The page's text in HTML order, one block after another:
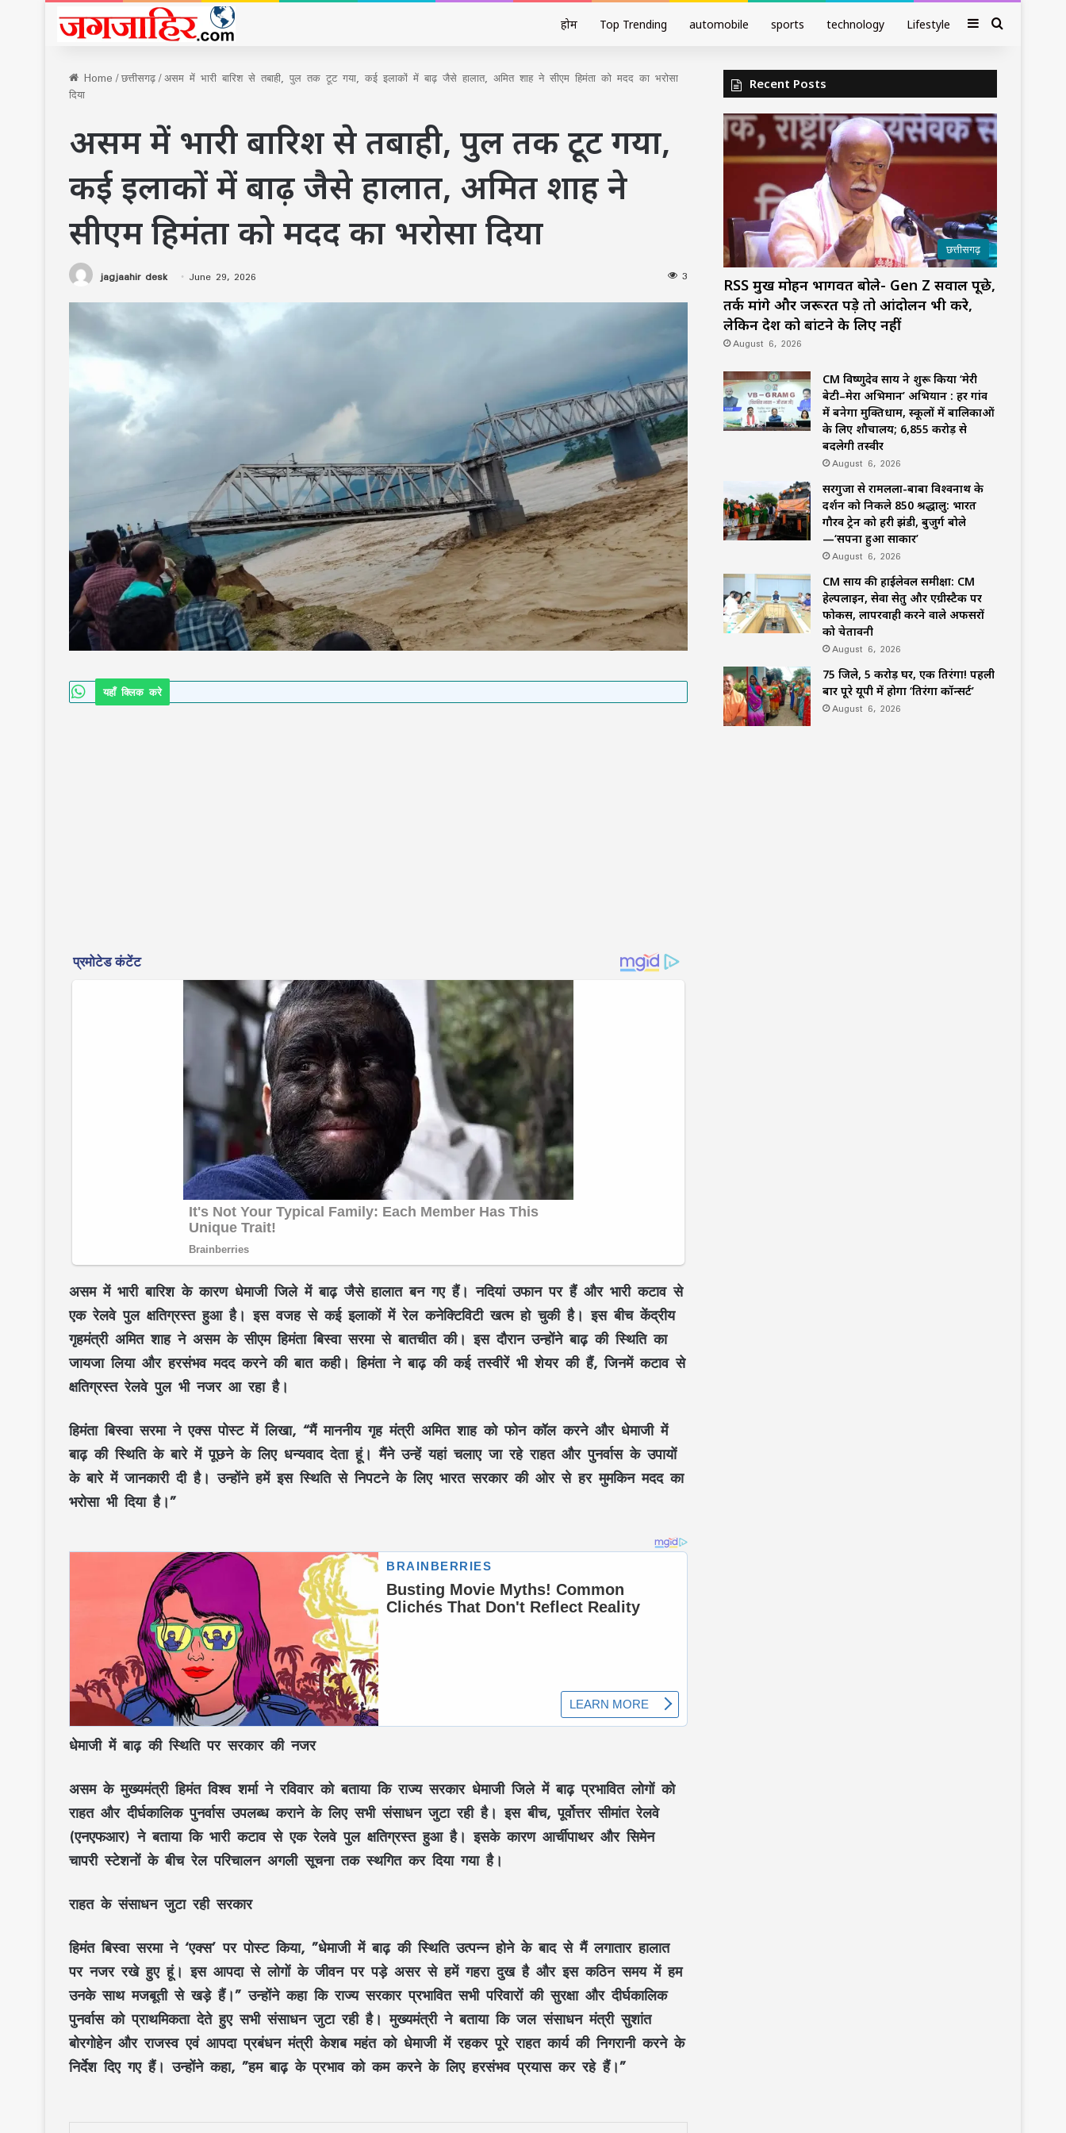
होम Top Trending automobile sports technology Lifestyle SidebarSearch
Home/छत्तीसगढ़/असम में भारी बारिश से तबाही, पुल तक टूट गया, कई इलाकों में बाढ़ जैसे हालात, अमित शाह ने सीएम हिमंता को मदद का भरोसा
दिया
असम में भारी बारिश से तबाही, पुल तक टूट गया,
कई इलाकों में बाढ़ जैसे हालात, अमित शाह ने
सीएम हिमंता को मदद का भरोसा दिया
jagjaahir desk June 29, 2026 3
यहाँ क्लिक करे
असम में भारी बारिश के कारण धेमाजी जिले में बाढ़ जैसे हालात बन गए हैं। नदियां उफान पर हैं और भारी कटाव से
एक रेलवे पुल क्षतिग्रस्त हुआ है। इस वजह से कई इलाकों में रेल कनेक्टिविटी खत्म हो चुकी है। इस बीच केंद्रीय
गृहमंत्री अमित शाह ने असम के सीएम हिमंता बिस्वा सरमा से बातचीत की। इस दौरान उन्होंने बाढ़ की स्थिति का
जायजा लिया और हरसंभव मदद करने की बात कही। हिमंता ने बाढ़ की कई तस्वीरें भी शेयर की हैं, जिनमें कटाव से
क्षतिग्रस्त रेलवे पुल भी नजर आ रहा है।
हिमंता बिस्वा सरमा ने एक्स पोस्ट में लिखा, “मैं माननीय गृह मंत्री अमित शाह को फोन कॉल करने और धेमाजी में
बाढ़ की स्थिति के बारे में पूछने के लिए धन्यवाद देता हूं। मैंने उन्हें यहां चलाए जा रहे राहत और पुनर्वास के उपायों
के बारे में जानकारी दी है। उन्होंने हमें इस स्थिति से निपटने के लिए भारत सरकार की ओर से हर मुमकिन मदद का
भरोसा भी दिया है।”
धेमाजी में बाढ़ की स्थिति पर सरकार की नजर
असम के मुख्यमंत्री हिमंत विश्व शर्मा ने रविवार को बताया कि राज्य सरकार धेमाजी जिले में बाढ़ प्रभावित लोगों को
राहत और दीर्घकालिक पुनर्वास उपलब्ध कराने के लिए सभी संसाधन जुटा रही है। इस बीच, पूर्वोत्तर सीमांत रेलवे
(एनएफआर) ने बताया कि भारी कटाव से एक रेलवे पुल क्षतिग्रस्त हुआ है। इसके कारण आर्चीपाथर और सिमेन
चापरी स्टेशनों के बीच रेल परिचालन अगली सूचना तक स्थगित कर दिया गया है।
राहत के संसाधन जुटा रही सरकार
हिमंत बिस्वा सरमा ने ‘एक्स’ पर पोस्ट किया, ”धेमाजी में बाढ़ की स्थिति उत्पन्न होने के बाद से मैं लगातार हालात
पर नजर रखे हुए हूं। इस आपदा से लोगों के जीवन पर पड़े असर से हमें गहरा दुख है और इस कठिन समय में हम
उनके साथ मजबूती से खड़े हैं।” उन्होंने कहा कि राज्य सरकार प्रभावित सभी परिवारों की सुरक्षा और दीर्घकालिक
पुनर्वास को प्राथमिकता देते हुए सभी संसाधन जुटा रही है। मुख्यमंत्री ने बताया कि जल संसाधन मंत्री सुशांत
बोरगोहेन और राजस्व एवं आपदा प्रबंधन मंत्री केशब महंत को धेमाजी में रहकर पूरे राहत कार्य की निगरानी करने के
निर्देश दिए गए हैं। उन्होंने कहा, ”हम बाढ़ के प्रभाव को कम करने के लिए हरसंभव प्रयास कर रहे हैं।”
CM विष्णुदेव साय ने शुरू किया ‘मेरी बेटी–मेरा
अभिमान’ अभियान : हर गांव में बनेगा मुक्तिधाम,
स्कूलों में बालिकाओं के लिए शौचालय; 6,855
करोड़ से बदलेगी तस्वीर
सरगुजा से रामलला-बाबा विश्वनाथ के दर्शन को
निकले 850 श्रद्धालु: भारत गौरव ट्रेन को हरी
झंडी, बुजुर्ग बोले—‘सपना हुआ साकार’
करने वाले अफसरों को चेतावनी
Recent Posts
छत्तीसगढ़
RSS प्रमुख मोहन भागवत बोले- Gen Z सवाल पूछे,
तर्क मांगे और जरूरत पड़े तो आंदोलन भी करे,
लेकिन देश को बांटने के लिए नहीं
August 6, 2026
CM विष्णुदेव साय ने शुरू किया ‘मेरी
बेटी–मेरा अभिमान’ अभियान : हर गांव
में बनेगा मुक्तिधाम, स्कूलों में बालिकाओं
के लिए शौचालय; 6,855 करोड़ से
बदलेगी तस्वीर
August 6, 2026
सरगुजा से रामलला-बाबा विश्वनाथ के
दर्शन को निकले 850 श्रद्धालु: भारत
गौरव ट्रेन को हरी झंडी, बुजुर्ग बोले
—‘सपना हुआ साकार’
August 6, 2026
CM साय की हाईलेवल समीक्षा: CM
हेल्पलाइन, सेवा सेतु और एग्रीस्टैक पर
फोकस, लापरवाही करने वाले अफसरों
को चेतावनी
August 6, 2026
75 जिले, 5 करोड़ घर, एक तिरंगा! पहली
बार पूरे यूपी में होगा ‘तिरंगा कॉन्सर्ट’
August 6, 2026